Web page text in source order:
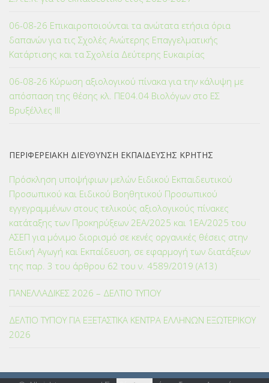
06-08-26 Επικαιροποιούνται τα ανώτατα ετήσια όρια
δαπανών για τις Σχολές Ανώτερης Επαγγελματικής
Κατάρτισης και τα Σχολεία Δεύτερης Ευκαιρίας
06-08-26 Κύρωση αξιολογικού πίνακα για την κάλυψη με
απόσπαση της θέσης κλ. ΠΕ04.04 Βιολόγων στο ΕΣ
Βρυξέλλες ΙΙΙ
ΠΕΡΙΦΕΡΕΙΑΚΗ ΔΙΕΥΘΥΝΣΗ ΕΚΠΑΙΔΕΥΣΗΣ ΚΡΗΤΗΣ
Πρόσκληση υποψήφιων μελών Ειδικού Εκπαιδευτικού
Προσωπικού και Ειδικού Βοηθητικού Προσωπικού
εγγεγραμμένων στους τελικούς αξιολογικούς πίνακες
κατάταξης των Προκηρύξεων 2ΕΑ/2025 και 1ΕΑ/2025 του
ΑΣΕΠ για μόνιμο διορισμό σε κενές οργανικές θέσεις στην
Ειδική Αγωγή και Εκπαίδευση, σε εφαρμογή των διατάξεων
της παρ. 3 του άρθρου 62 του ν. 4589/2019 (Α΄13)
ΠΑΝΕΛΛΑΔΙΚΕΣ 2026 – ΔΕΛΤΙΟ ΤΥΠΟΥ
ΔΕΛΤΙΟ ΤΥΠΟΥ ΓΙΑ ΕΞΕΤΑΣΤΙΚΑ ΚΕΝΤΡΑ ΕΛΛΗΝΩΝ ΕΞΩΤΕΡΙΚΟΥ
2026